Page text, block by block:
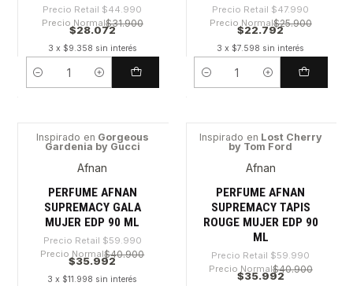
Precio Retail $44.990
Precio Normal$31.900
$28.072
3 x $9.358 sin interés
Cantidad
Precio Retail $47.990
Precio Normal$25.900
$22.792
3 x $7.598 sin interés
Cantidad
Inspirado en Gorgeous
Gardenia by Gucci
Afnan
PERFUME AFNAN
SUPREMACY GALA
MUJER EDP 90 ML
Precio Retail $59.990
Precio Normal$40.900
$35.992
3 x $11.998 sin interés
Inspirado en Lost Cherry
by Tom Ford
Afnan
PERFUME AFNAN
SUPREMACY TAPIS
ROUGE MUJER EDP 90
ML
Precio Retail $59.990
Precio Normal$40.900
$35.992